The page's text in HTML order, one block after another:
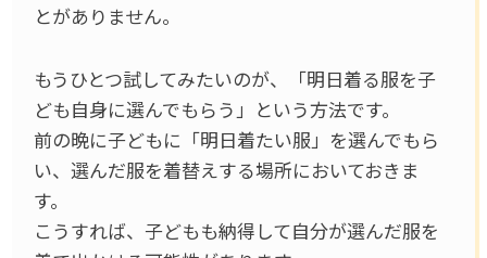
とがありません。
もうひとつ試してみたいのが、「明日着る服を子
ども自身に選んでもらう」という方法です。
前の晩に子どもに「明日着たい服」を選んでもら
い、選んだ服を着替えする場所においておきま
す。
こうすれば、子どもも納得して自分が選んだ服を